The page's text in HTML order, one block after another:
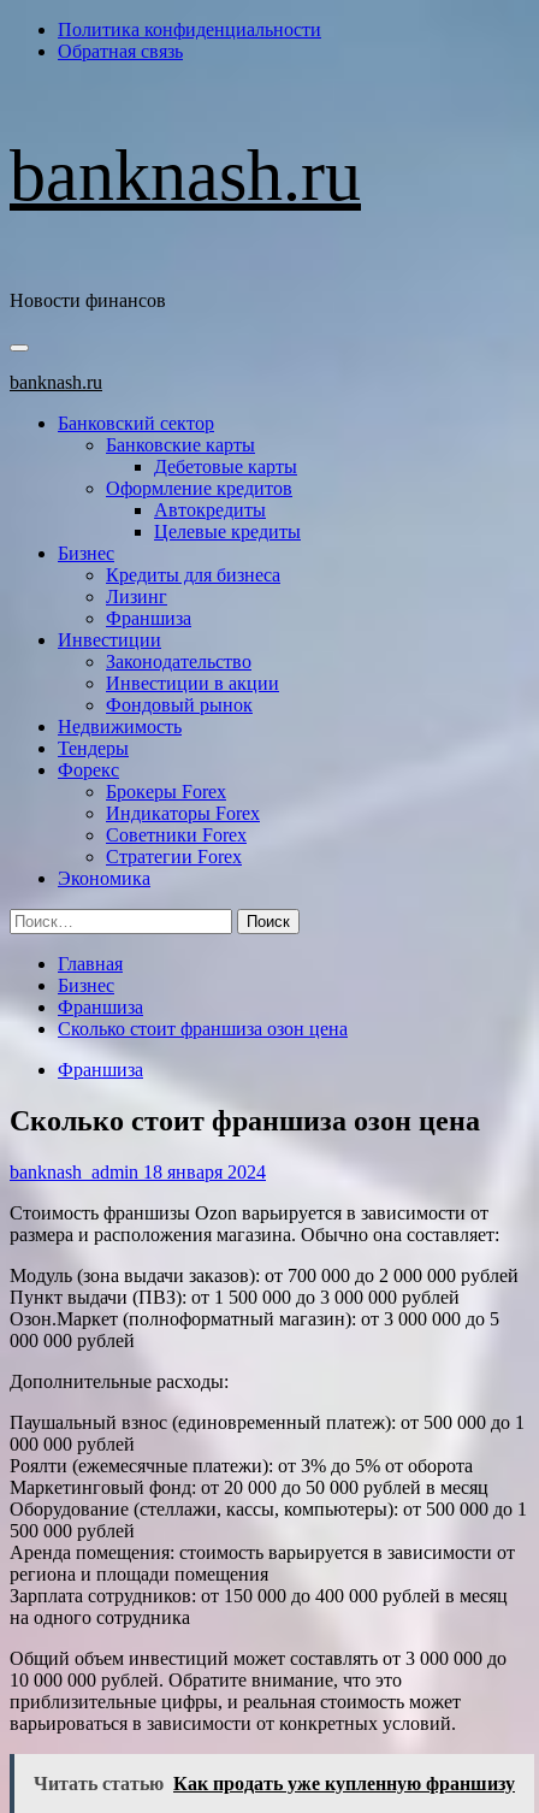
ПерейтиПолитика конфиденциальности
Обратная связь
banknash.ru
Новости финансов
Основное
меню
banknash.ru
Банковский сектор
Банковские карты
Дебетовые карты
Оформление кредитов
Автокредиты
Целевые кредиты
Бизнес
Кредиты для бизнеса
Лизинг
Франшиза
Инвестиции
Законодательство
Инвестиции в акции
Фондовый рынок
Недвижимость
Тендеры
Форекс
Брокеры Forex
Индикаторы Forex
Советники Forex
Стратегии Forex
Экономика
Найти:
Главная
Бизнес
Франшиза
Сколько стоит франшиза озон цена
Франшиза
Сколько стоит франшиза озон цена
banknash_admin 18 января 2024
Стоимость франшизы Ozon варьируется в зависимости от
размера и расположения магазина. Обычно она составляет:
Модуль (зона выдачи заказов): от 700 000 до 2 000 000 рублей
Пункт выдачи (ПВЗ): от 1 500 000 до 3 000 000 рублей
Озон.Маркет (полноформатный магазин): от 3 000 000 до 5
000 000 рублей
Дополнительные расходы:
Паушальный взнос (единовременный платеж): от 500 000 до 1
000 000 рублей
Роялти (ежемесячные платежи): от 3% до 5% от оборота
Маркетинговый фонд: от 20 000 до 50 000 рублей в месяц
Оборудование (стеллажи, кассы, компьютеры): от 500 000 до 1
500 000 рублей
Аренда помещения: стоимость варьируется в зависимости от
региона и площади помещения
Зарплата сотрудников: от 150 000 до 400 000 рублей в месяц
на одного сотрудника
Общий объем инвестиций может составлять от 3 000 000 до
10 000 000 рублей. Обратите внимание, что это
приблизительные цифры, и реальная стоимость может
варьироваться в зависимости от конкретных условий.
Читать статью Как продать уже купленную франшизу